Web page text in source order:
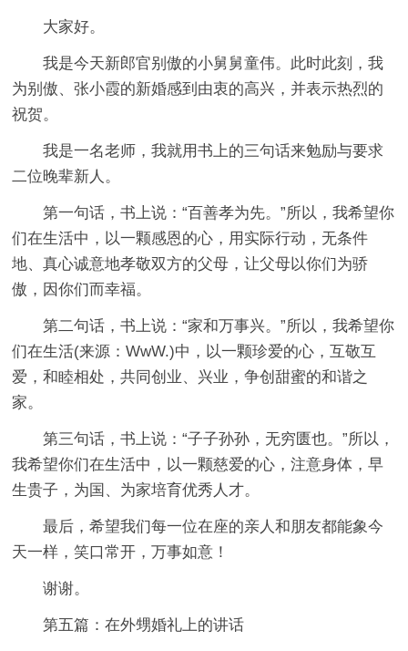
大家好。
我是今天新郎官别傲的小舅舅童伟。此时此刻，我
为别傲、张小霞的新婚感到由衷的高兴，并表示热烈的
祝贺。
我是一名老师，我就用书上的三句话来勉励与要求
二位晚辈新人。
第一句话，书上说：“百善孝为先。”所以，我希望你
们在生活中，以一颗感恩的心，用实际行动，无条件
地、真心诚意地孝敬双方的父母，让父母以你们为骄
傲，因你们而幸福。
第二句话，书上说：“家和万事兴。”所以，我希望你
们在生活(来源：WwW.)中，以一颗珍爱的心，互敬互
爱，和睦相处，共同创业、兴业，争创甜蜜的和谐之
家。
第三句话，书上说：“子子孙孙，无穷匮也。”所以，
我希望你们在生活中，以一颗慈爱的心，注意身体，早
生贵子，为国、为家培育优秀人才。
最后，希望我们每一位在座的亲人和朋友都能象今
天一样，笑口常开，万事如意！
谢谢。
第五篇：在外甥婚礼上的讲话